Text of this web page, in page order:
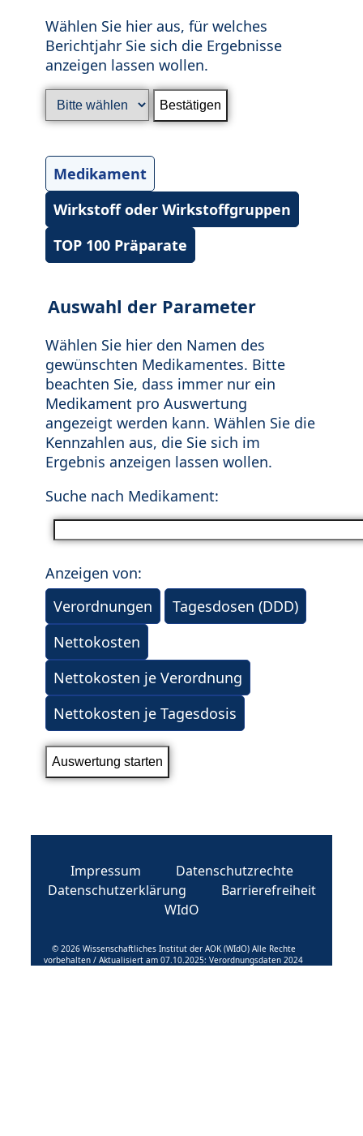
Wählen Sie hier aus, für welches
Berichtjahr Sie sich die Ergebnisse
anzeigen lassen wollen.
Medikament
Wirkstoff oder Wirkstoffgruppen
TOP 100 Präparate
Auswahl der Parameter
Wählen Sie hier den Namen des
gewünschten Medikamentes. Bitte
beachten Sie, dass immer nur ein
Medikament pro Auswertung
angezeigt werden kann. Wählen Sie die
Kennzahlen aus, die Sie sich im
Ergebnis anzeigen lassen wollen.
Suche nach Medikament:
Anzeigen von:
Verordnungen
Tagesdosen (DDD)
Nettokosten
Nettokosten je Verordnung
Nettokosten je Tagesdosis
Impressum
Datenschutzrechte
Datenschutzerklärung
Barrierefreiheit
WIdO
© 2026 Wissenschaftliches Institut der AOK (WIdO) Alle Rechte
vorbehalten / Aktualisiert am 07.10.2025: Verordnungsdaten 2024